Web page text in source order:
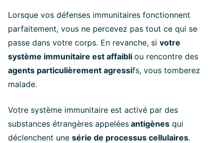
Lorsque vos défenses immunitaires fonctionnent
parfaitement, vous ne percevez pas tout ce qui se
passe dans votre corps. En revanche, si votre
système immunitaire est affaibli ou rencontre des
agents particulièrement agressifs, vous tomberez
malade.
Votre système immunitaire est activé par des
substances étrangères appelées antigènes qui
déclenchent une série de processus cellulaires.